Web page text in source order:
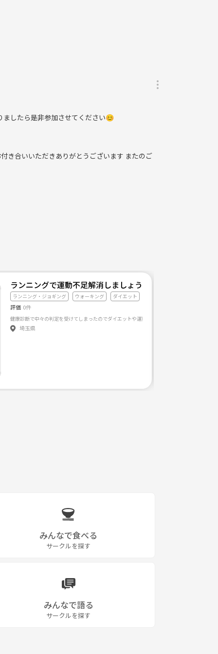
したら是非参加させてください😊
き合いいただきありがとうございます またのご
ランニングで運動不足解消しましょう！
ランニング・ジョギング ウォーキング ダイエット
評価 0件
健康診断で中々の判定を受けてしまったのでダイエットや運動不足解消の目的で作りました！
埼玉県
みんなで食べる
サークルを探す
みんなで語る
サークルを探す